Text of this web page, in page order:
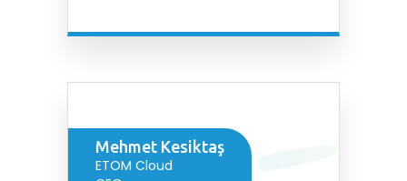
Mehmet Kesiktaş
ETOM Cloud